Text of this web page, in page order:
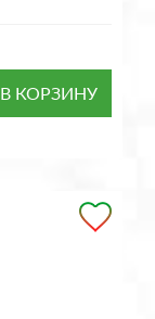
В КОРЗИНУ